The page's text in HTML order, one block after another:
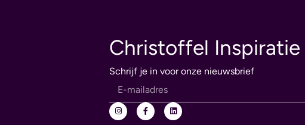
Christoffel Inspiratie
Schrijf je in voor onze nieuwsbrief